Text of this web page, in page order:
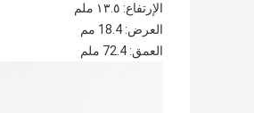
الإرتفاع: ١٣.٥ ملم
العرض: 18.4 مم
العمق: 72.4 ملم